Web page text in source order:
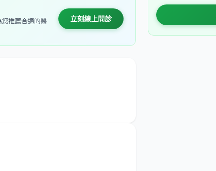
推薦合適的醫
立刻線上問診